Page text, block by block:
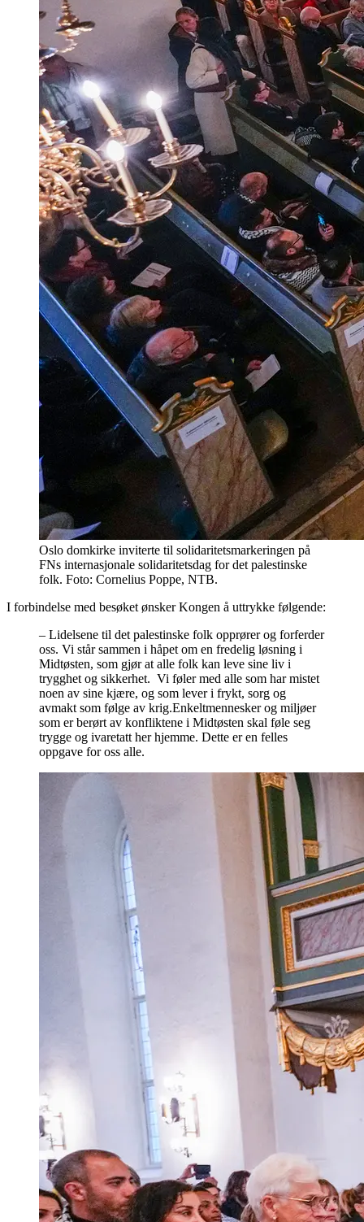
Oslo domkirke inviterte til solidaritetsmarkeringen på
FNs internasjonale solidaritetsdag for det palestinske
folk. Foto: Cornelius Poppe, NTB.
I forbindelse med besøket ønsker Kongen å uttrykke følgende:
– Lidelsene til det palestinske folk opprører og forferder
oss. Vi står sammen i håpet om en fredelig løsning i
Midtøsten, som gjør at alle folk kan leve sine liv i
trygghet og sikkerhet. Vi føler med alle som har mistet
noen av sine kjære, og som lever i frykt, sorg og
avmakt som følge av krig.Enkeltmennesker og miljøer
som er berørt av konfliktene i Midtøsten skal føle seg
trygge og ivaretatt her hjemme. Dette er en felles
oppgave for oss alle.